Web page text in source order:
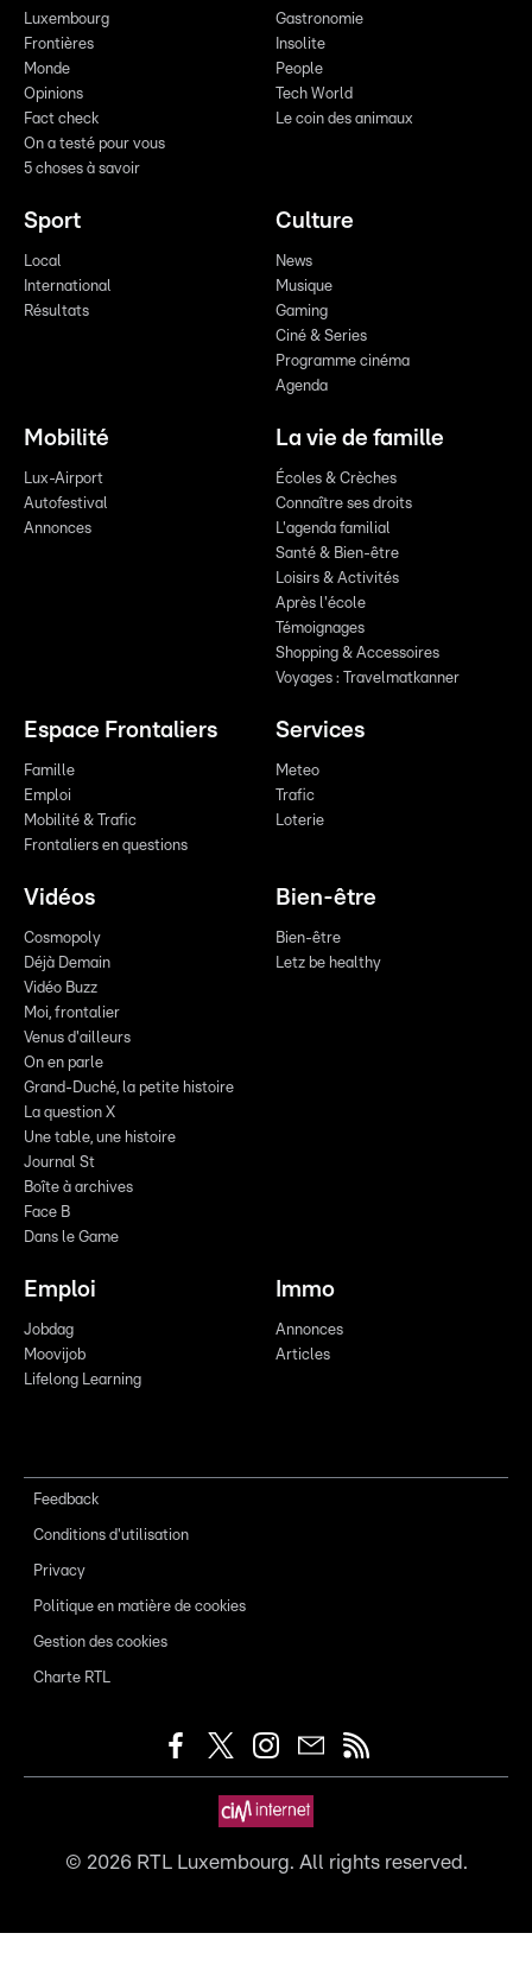
Luxembourg
Frontières
Monde
Opinions
Fact check
On a testé pour vous
5 choses à savoir
Gastronomie
Insolite
People
Tech World
Le coin des animaux
Sport
Local
International
Résultats
Culture
News
Musique
Gaming
Ciné & Series
Programme cinéma
Agenda
Mobilité
Lux-Airport
Autofestival
Annonces
La vie de famille
Écoles & Crèches
Connaître ses droits
L'agenda familial
Santé & Bien-être
Loisirs & Activités
Après l'école
Témoignages
Shopping & Accessoires
Voyages : Travelmatkanner
Espace Frontaliers
Famille
Emploi
Mobilité & Trafic
Frontaliers en questions
Services
Meteo
Trafic
Loterie
Vidéos
Cosmopoly
Déjà Demain
Vidéo Buzz
Moi, frontalier
Venus d'ailleurs
On en parle
Grand-Duché, la petite histoire
La question X
Une table, une histoire
Journal St
Boîte à archives
Face B
Dans le Game
Bien-être
Bien-être
Letz be healthy
Emploi
Jobdag
Moovijob
Lifelong Learning
Immo
Annonces
Articles
Feedback
Conditions d'utilisation
Privacy
Politique en matière de cookies
Gestion des cookies
Charte RTL
© 2026RTL Luxembourg. All rights reserved.